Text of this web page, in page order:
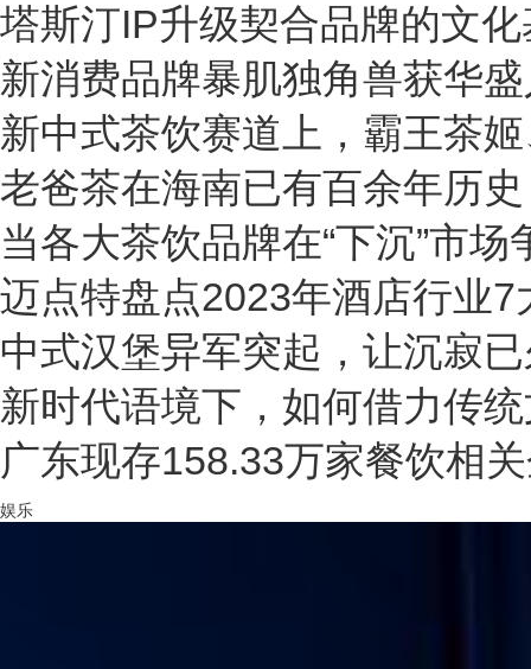
塔斯汀IP升级契合品牌的文
新消费品牌暴肌独角兽获华
新中式茶饮赛道上，霸王茶
老爸茶在海南已有百余年历
当各大茶饮品牌在“下沉”市
迈点特盘点2023年酒店行业
中式汉堡异军突起，让沉寂
新时代语境下，如何借力传
广东现存158.33万家餐饮相
娱乐